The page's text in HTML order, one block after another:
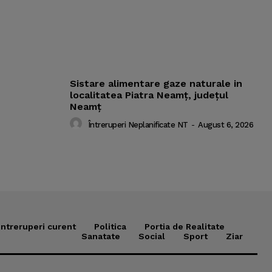
Sistare alimentare gaze naturale in
localitatea Piatra Neamț, județul
Neamț
Întreruperi Neplanificate NT - August 6, 2026
curent Politica
Portia de Realitate
Sanatate
Social Sport Ziar